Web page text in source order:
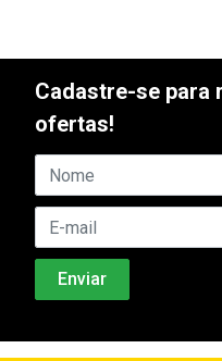
Cadastre-se para
ofertas!